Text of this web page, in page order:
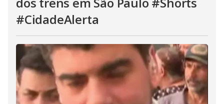
#CidadeAlerta